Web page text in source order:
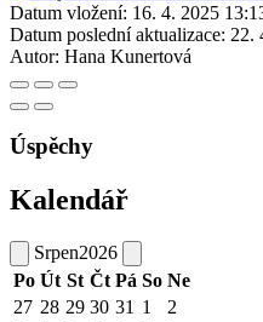
Datum vložení: 16. 4. 2025
Datum poslední aktualizace: 22.
Autor: Hana Kunertová
Úspěchy
Kalendář
Srpen2026
Po Út St Čt Pá So Ne
27 28 29 30 31 1
2